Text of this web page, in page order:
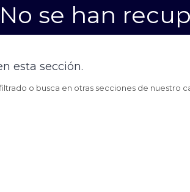
No se han
esta sección.
o busca en otras secciones de nuestro